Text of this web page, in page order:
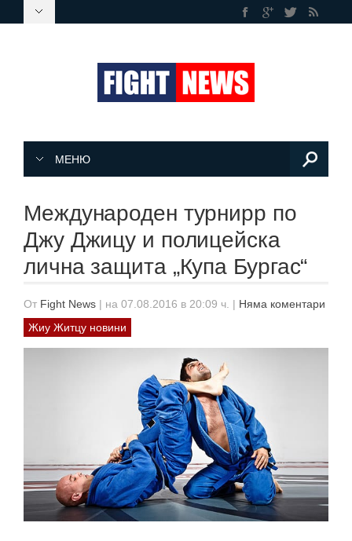
МЕНЮ
Международен турнирр по
Джу Джицу и полицейска
лична защита „Купа Бургас“
От Fight News | на 07.08.2016 в 20:09 ч. | Няма коментари
Жиу Житцу новини